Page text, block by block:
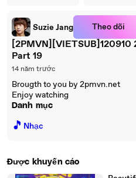
Suzie Jang Theo dõi
[2PMVN][VIETSUB]120910
Part 19
14 năm trước
Brougth to you by 2pmvn.net
Enjoy watching
Danh mục
🎵 Nhạc
Được khuyến cáo